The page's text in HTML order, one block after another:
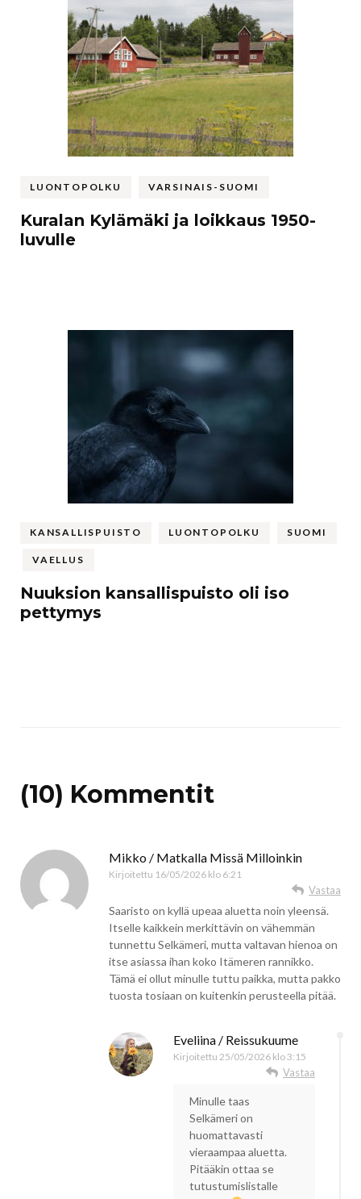
LUONTOPOLKU VARSINAIS-SUOMI
Kuralan Kylämäki ja loikkaus 1950-
luvulle
KANSALLISPUISTO LUONTOPOLKU SUOMI
VAELLUS
Nuuksion kansallispuisto oli iso
pettymys
(10) Kommentit
Mikko / Matkalla Missä Milloinkin
Kirjoitettu 16/05/2026 klo 6:21
Vastaa
Saaristo on kyllä upeaa aluetta noin yleensä.
Itselle kaikkein merkittävin on vähemmän
tunnettu Selkämeri, mutta valtavan hienoa on
itse asiassa ihan koko Itämeren rannikko.
Tämä ei ollut minulle tuttu paikka, mutta pakko
tuosta tosiaan on kuitenkin perusteella pitää.
Eveliina / Reissukuume
Kirjoitettu 25/05/2026 klo 3:15
Vastaa
Minulle taas
Selkämeri on
huomattavasti
vieraampaa aluetta.
Pitääkin ottaa se
tutustumislistalle